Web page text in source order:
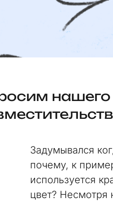
нашего
Задумывался
почему, к
используется
цвет? Несмотря